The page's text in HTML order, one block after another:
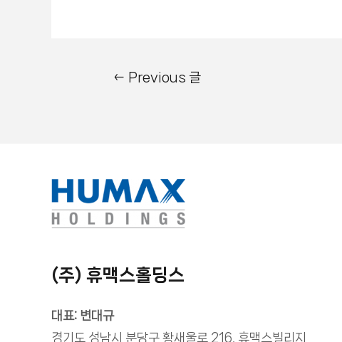
← Previous 글
(주) 휴맥스홀딩스
대표: 변대규
경기도 성남시 분당구 황새울로 216, 휴맥스빌리지